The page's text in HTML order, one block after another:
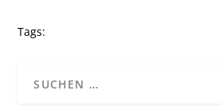
Tags: